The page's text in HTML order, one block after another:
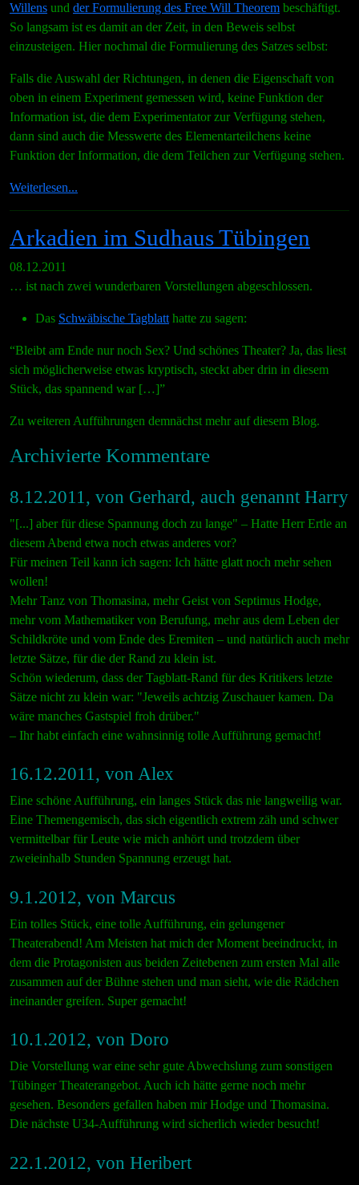
Willens und der Formulierung des Free Will Theorem beschäftigt.
So langsam ist es damit an der Zeit, in den Beweis selbst
einzusteigen. Hier nochmal die Formulierung des Satzes selbst:
Falls die Auswahl der Richtungen, in denen die Eigenschaft von
oben in einem Experiment gemessen wird, keine Funktion der
Information ist, die dem Experimentator zur Verfügung stehen,
dann sind auch die Messwerte des Elementarteilchens keine
Funktion der Information, die dem Teilchen zur Verfügung stehen.
Weiterlesen...
Arkadien im Sudhaus Tübingen
08.12.2011
… ist nach zwei wunderbaren Vorstellungen abgeschlossen.
Das Schwäbische Tagblatt hatte zu sagen:
“Bleibt am Ende nur noch Sex? Und schönes Theater? Ja, das liest
sich möglicherweise etwas kryptisch, steckt aber drin in diesem
Stück, das spannend war […]”
Zu weiteren Aufführungen demnächst mehr auf diesem Blog.
Archivierte Kommentare
8.12.2011, von Gerhard, auch genannt Harry
"[...] aber für diese Spannung doch zu lange" – Hatte Herr Ertle an
diesem Abend etwa noch etwas anderes vor?
Für meinen Teil kann ich sagen: Ich hätte glatt noch mehr sehen
wollen!
Mehr Tanz von Thomasina, mehr Geist von Septimus Hodge,
mehr vom Mathematiker von Berufung, mehr aus dem Leben der
Schildkröte und vom Ende des Eremiten – und natürlich auch mehr
letzte Sätze, für die der Rand zu klein ist.
Schön wiederum, dass der Tagblatt-Rand für des Kritikers letzte
Sätze nicht zu klein war: "Jeweils achtzig Zuschauer kamen. Da
wäre manches Gastspiel froh drüber."
– Ihr habt einfach eine wahnsinnig tolle Aufführung gemacht!
16.12.2011, von Alex
Eine schöne Aufführung, ein langes Stück das nie langweilig war.
Eine Themengemisch, das sich eigentlich extrem zäh und schwer
vermittelbar für Leute wie mich anhört und trotzdem über
zweieinhalb Stunden Spannung erzeugt hat.
9.1.2012, von Marcus
Ein tolles Stück, eine tolle Aufführung, ein gelungener
Theaterabend! Am Meisten hat mich der Moment beeindruckt, in
dem die Protagonisten aus beiden Zeitebenen zum ersten Mal alle
zusammen auf der Bühne stehen und man sieht, wie die Rädchen
ineinander greifen. Super gemacht!
10.1.2012, von Doro
Die Vorstellung war eine sehr gute Abwechslung zum sonstigen
Tübinger Theaterangebot. Auch ich hätte gerne noch mehr
gesehen. Besonders gefallen haben mir Hodge und Thomasina.
Die nächste U34-Aufführung wird sicherlich wieder besucht!
22.1.2012, von Heribert